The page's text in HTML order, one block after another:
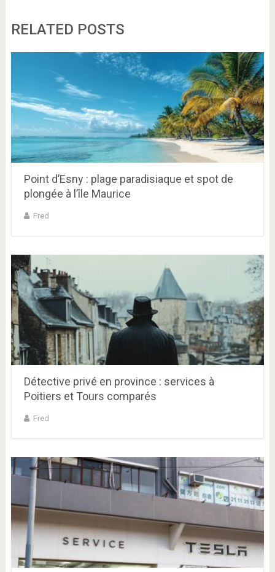
RELATED POSTS
Point d’Esny : plage paradisiaque et spot de
plongée à l’île Maurice
Fred
Détective privé en province : services à
Poitiers et Tours comparés
Fred